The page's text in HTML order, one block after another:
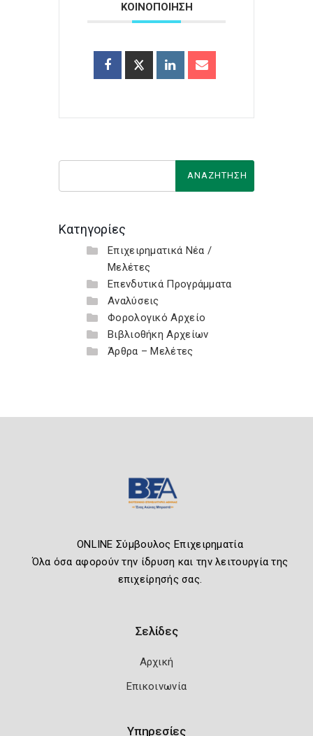
ΚΟΙΝΟΠΟΙΗΣΗ
Κατηγορίες
Επιχειρηματικά Νέα /
Μελέτες
Επενδυτικά Προγράμματα
Αναλύσεις
Φορολογικό Αρχείο
Βιβλιοθήκη Αρχείων
Άρθρα – Μελέτες
ONLINE Σύμβουλος Επιχειρηματία
Όλα όσα αφορούν την ίδρυση και την λειτουργία της
επιχείρησής σας.
Σελίδες
Αρχική
Επικοινωνία
Υπηρεσίες